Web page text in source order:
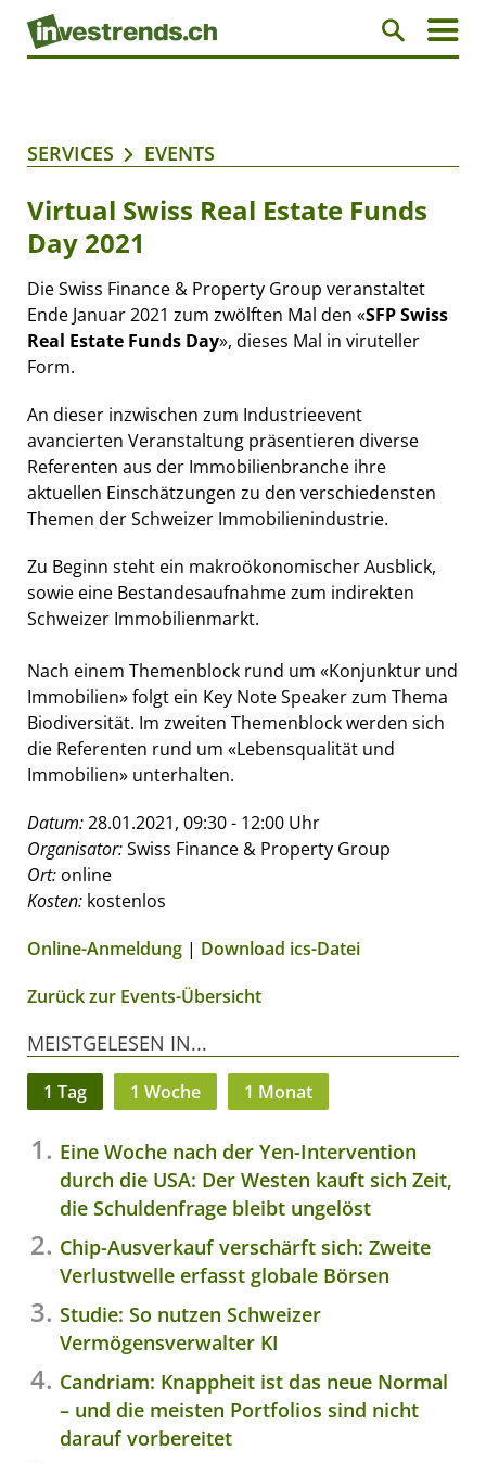
SERVICES EVENTS
Virtual Swiss Real Estate Funds
Day 2021
Die Swiss Finance & Property Group veranstaltet
Ende Januar 2021 zum zwölften Mal den «SFP Swiss
Real Estate Funds Day», dieses Mal in viruteller
Form.
An dieser inzwischen zum Industrieevent
avancierten Veranstaltung präsentieren diverse
Referenten aus der Immobilienbranche ihre
aktuellen Einschätzungen zu den verschiedensten
Themen der Schweizer Immobilienindustrie.
Zu Beginn steht ein makroökonomischer Ausblick,
sowie eine Bestandesaufnahme zum indirekten
Schweizer Immobilienmarkt.
Nach einem Themenblock rund um «Konjunktur und
Immobilien» folgt ein Key Note Speaker zum Thema
Biodiversität. Im zweiten Themenblock werden sich
die Referenten rund um «Lebensqualität und
Immobilien» unterhalten.
Datum:28.01.2021, 09:30 - 12:00 Uhr
Organisator:Swiss Finance & Property Group
Ort: online
Kosten: kostenlos
Online-Anmeldung | Download ics-Datei
Zurück zur Events-Übersicht
MEISTGELESEN IN...
1 Tag 1 Woche 1 Monat
Eine Woche nach der Yen-Intervention
durch die USA: Der Westen kauft sich Zeit,
die Schuldenfrage bleibt ungelöst
Chip-Ausverkauf verschärft sich: Zweite
Verlustwelle erfasst globale Börsen
Studie: So nutzen Schweizer
Vermögensverwalter KI
Candriam: Knappheit ist das neue Normal
– und die meisten Portfolios sind nicht
darauf vorbereitet